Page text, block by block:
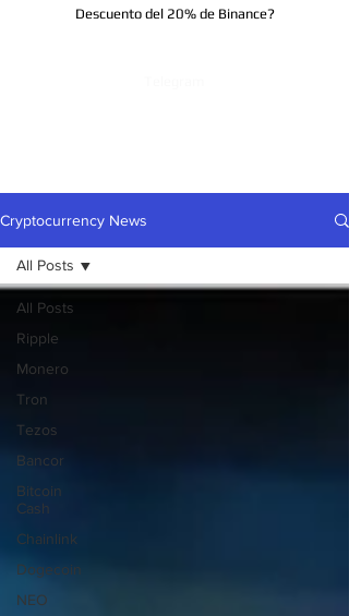
Descuento del 20% de Binance?
Cryptocurrency News
All Posts
Ripple
Monero
Tron
Tezos
Bancor
Bitcoin
Cash
Chainlink
Dogecoin
NEO
All Posts